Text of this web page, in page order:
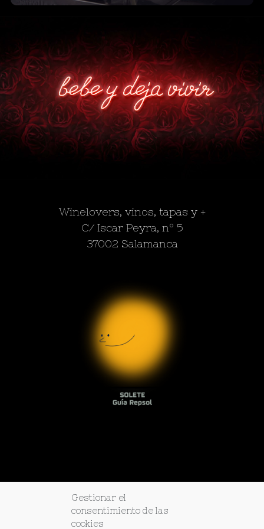
Gestionar el
consentimiento de las
cookies
Descubre nuestras cervezas, vermuts y +
Winelovers, vinos, tapas y +
C/ Iscar Peyra, nº 5
37002 Salamanca